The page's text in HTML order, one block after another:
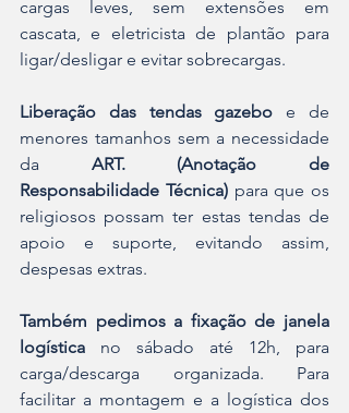
cargas leves, sem extensões em
cascata, e eletricista de plantão para
ligar/desligar e evitar sobrecargas.
Liberação das tendas gazebo e de
menores tamanhos sem a necessidade
da ART.
(Anotação de
Responsabilidade Técnica) para que os
religiosos possam ter estas tendas de
apoio e suporte, evitando assim,
despesas extras.
Também pedimos a fixação de janela
logística no sábado até 12h, para
carga/descarga organizada. Para
facilitar a montagem e a logística dos